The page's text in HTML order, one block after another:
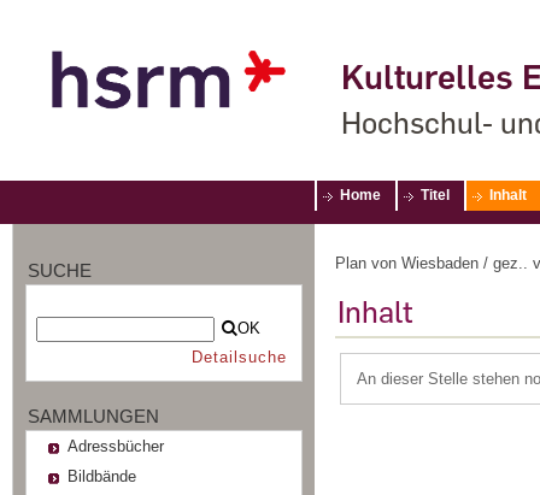
Kulturelles
Hochschul-
Home Titel Inhalt
SUCHE
OK
Detailsuche
SAMMLUNGEN
Adressbücher
Bildbände
Plan von Wiesbaden / gez..
Inhalt
An dieser Stelle stehen